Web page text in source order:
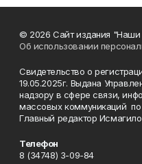
© 2026 Сайт издания "Наши
Об использовании
Свидетельство о
19.05.2025г. Выдана
надзору в сфере связи,
массовых коммуникаций по
Главный редактор
Телефон
8 (34748) 3-09-84